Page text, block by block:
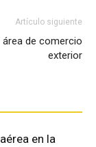
Artículo siguiente
área de comercio
exterior
en la